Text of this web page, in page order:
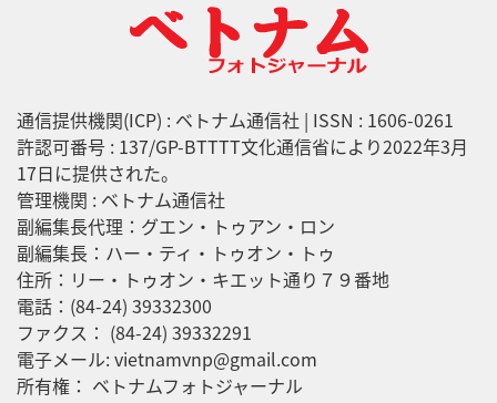
通信提供機関(ICP) : ベトナム通信社 | ISSN : 1606-0261
許認可番号 : 137/GP-BTTTT文化通信省により2022年3月
17日に提供された。
管理機関 : ベトナム通信社
副編集長代理：グエン・トゥアン・ロン
副編集長：ハー・ティ・トゥオン・トゥ
住所：リー・トゥオン・キエット通り７９番地
電話：(84-24) 39332300
ファクス： (84-24) 39332291
電子メール: vietnamvnp@gmail.com
所有権： ベトナムフォトジャーナル